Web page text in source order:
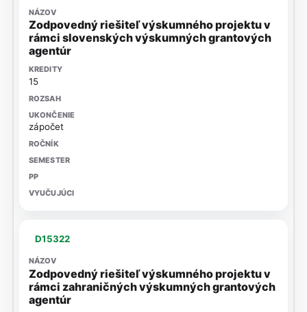
Zodpovedný riešiteľ výskumného projektu v
rámci slovenských výskumných grantových
agentúr
15
zápočet
D15322
Zodpovedný riešiteľ výskumného projektu v
rámci zahraničných výskumných grantových
agentúr